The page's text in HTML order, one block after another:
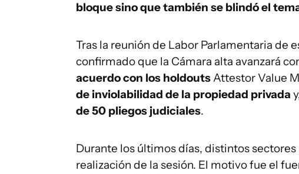
bloque sino que también se blindó el
Tras la reunión de Labor Parlamentaria de
confirmado que la Cámara alta avanzará
acuerdo con los holdoutsAttestor Value
de inviolabilidad de la propiedad privada
de 50 pliegos judiciales.
Durante los últimos días, distintos
realización de la sesión. El motivo fue el